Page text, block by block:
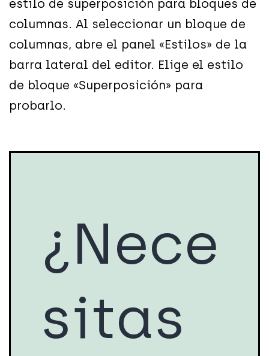
estilo de superposición para bloques de
columnas. Al seleccionar un bloque de
columnas, abre el panel «Estilos» de la
barra lateral del editor. Elige el estilo
de bloque «Superposición» para
probarlo.
¿Nece
sitas